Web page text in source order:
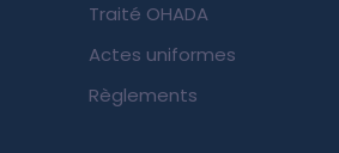
Traité OHADA
Actes uniformes
Règlements